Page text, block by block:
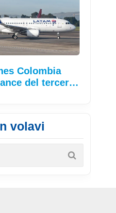
Colombia
del tercer…
volavi